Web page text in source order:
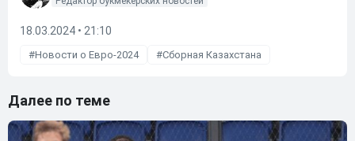
18.03.2024 • 21:10
Новости о Евро-2024 Сборная Казахстана
Далее по теме